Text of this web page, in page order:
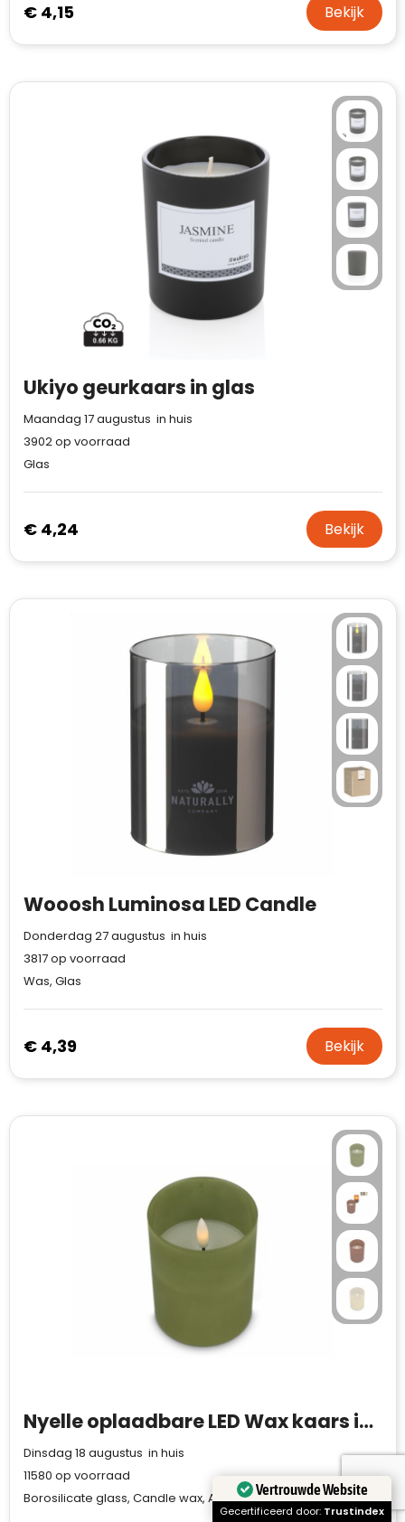
€ 4,15 Bekijk
Ukiyo geurkaars in glas
Maandag 17 augustus in huis
3902op voorraad
Glas
€ 4,24 Bekijk
Wooosh Luminosa LED Candle
Donderdag 27 augustus in huis
3817op voorraad
Was, Glas
€ 4,39 Bekijk
Nyelle oplaadbare LED Wax kaars in glas
Dinsdag 18 augustus in huis
11580 op voorraad
Borosilicate glass, Candle wax, ABS
Vertrouwde Website
Gecertificeerd door: Trustindex